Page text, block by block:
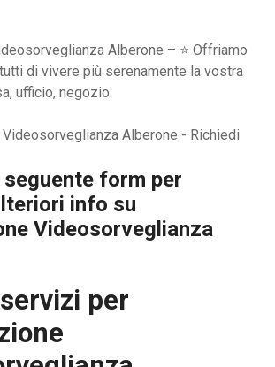
Alberone – ⭐ Offriamo
di vivere più serenamente la vostra
ufficio, negozio.
seguente form per
info su
Videosorveglianza
per